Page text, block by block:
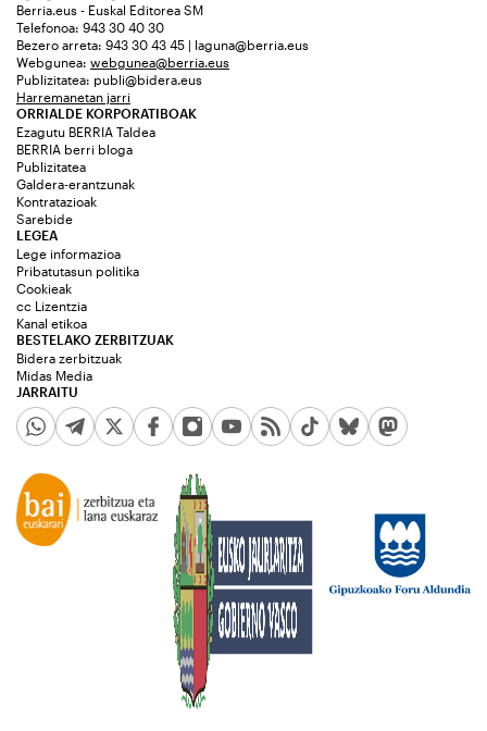
Berria.eus - Euskal Editorea SM
Telefonoa: 943 30 40 30
Bezero arreta: 943 30 43 45 | laguna@berria.eus
Webgunea: webgunea@berria.eus
Publizitatea: publi@bidera.eus
Harremanetan jarri
ORRIALDE KORPORATIBOAK
Ezagutu BERRIA Taldea
BERRIA berri bloga
Publizitatea
Galdera-erantzunak
Kontratazioak
Sarebide
JARRAITU
LEGEA
Lege informazioa
Pribatutasun politika
Cookieak
cc Lizentzia
Kanal etikoa
BESTELAKO ZERBITZUAK
Bidera zerbitzuak
Midas Media